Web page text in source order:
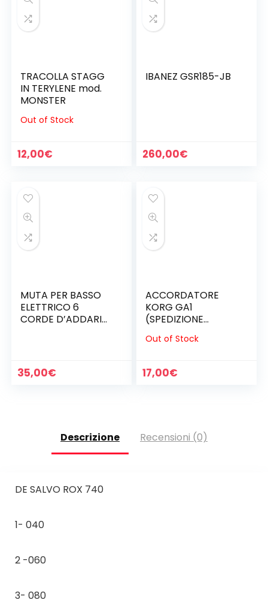
TRACOLLA STAGG
IN TERYLENE mod.
MONSTER
Out of Stock
12,00€
IBANEZ GSR185-JB
260,00€
MUTA PER BASSO
ELETTRICO 6
CORDE D’ADDARIO
GRATUITA)
35,00€
ACCORDATORE
KORG GA1
(SPEDIZIONE
Out of Stock
17,00€
Descrizione Recensioni (0)
DE SALVO ROX 740
1- 040
2 -060
3- 080